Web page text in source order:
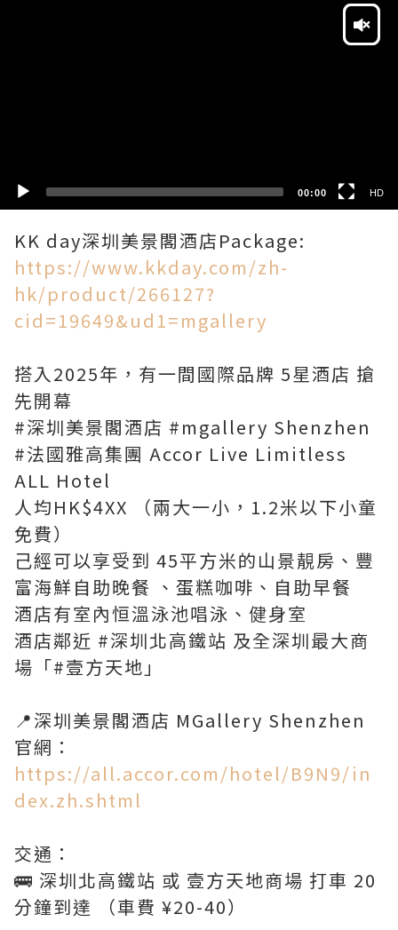
00:00 HD
https://www.kkday.com/zh-
hk/product/266127?
cid=19649&ud1=mgallery
搭入2025年，有一間國際品牌 5星酒店 搶
先開幕
#深圳美景閣酒店 #mgallery Shenzhen
#法國雅高集團 Accor Live Limitless
ALL Hotel
人均HK$4XX （兩大一小，1.2米以下小童
免費）
己經可以享受到 45平方米的山景靚房、豐
富海鮮自助晚餐 、蛋糕咖啡、自助早餐
酒店有室內恒溫泳池唱泳、健身室
酒店鄰近 #深圳北高鐵站 及全深圳最大商
場「#壹方天地」
📍深圳美景閣酒店 MGallery Shenzhen
官網：
https://all.accor.com/hotel/B9N9/in
dex.zh.shtml
交通：
🚌 深圳北高鐵站 或 壹方天地商場 打車 20
分鐘到達 （車費 ¥20-40）